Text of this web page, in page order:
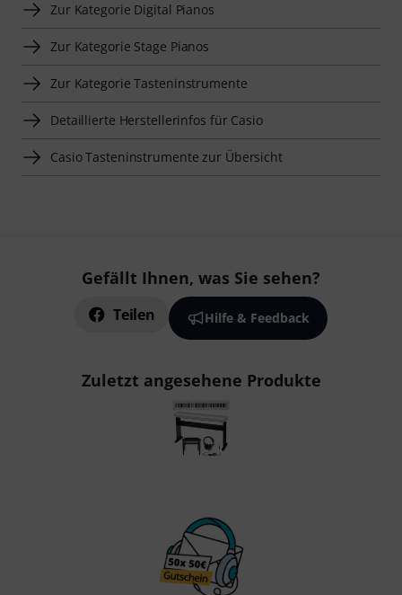
Zur Kategorie Digital Pianos
Zur Kategorie Stage Pianos
Zur Kategorie Tasteninstrumente
Detaillierte Herstellerinfos für Casio
Casio Tasteninstrumente zur Übersicht
Gefällt Ihnen, was Sie sehen?
Teilen Hilfe & Feedback
Zuletzt angesehene Produkte